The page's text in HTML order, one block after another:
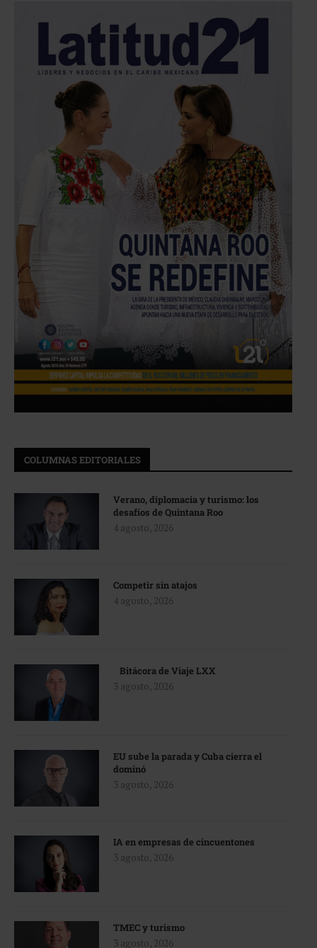
COLUMNAS EDITORIALES
Verano, diplomacia y turismo: los
desafíos de Quintana Roo
4 agosto, 2026
Competir sin atajos
4 agosto, 2026
Bitácora de Viaje LXX
3 agosto, 2026
EU sube la parada y Cuba cierra el
dominó
3 agosto, 2026
IA en empresas de cincuentones
3 agosto, 2026
TMEC y turismo
3 agosto, 2026